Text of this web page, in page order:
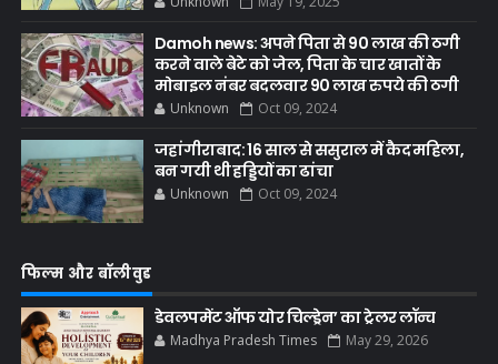
Damoh news: अपने पिता से 90 लाख की ठगी
करने वाले बेटे को जेल, पिता के चार खातों के
मोबाइल नंबर बदलवार 90 लाख रुपये की ठगी
Unknown Oct 09, 2024
जहांगीराबाद: 16 साल से ससुराल में कैद महिला,
बन गयी थी हड्डियों का ढांचा
Unknown Oct 09, 2024
फिल्म और बॉलीवुड
डेवलपमेंट ऑफ योर चिल्ड्रेन’ का ट्रेलर लॉन्च
Madhya Pradesh Times May 29, 2026